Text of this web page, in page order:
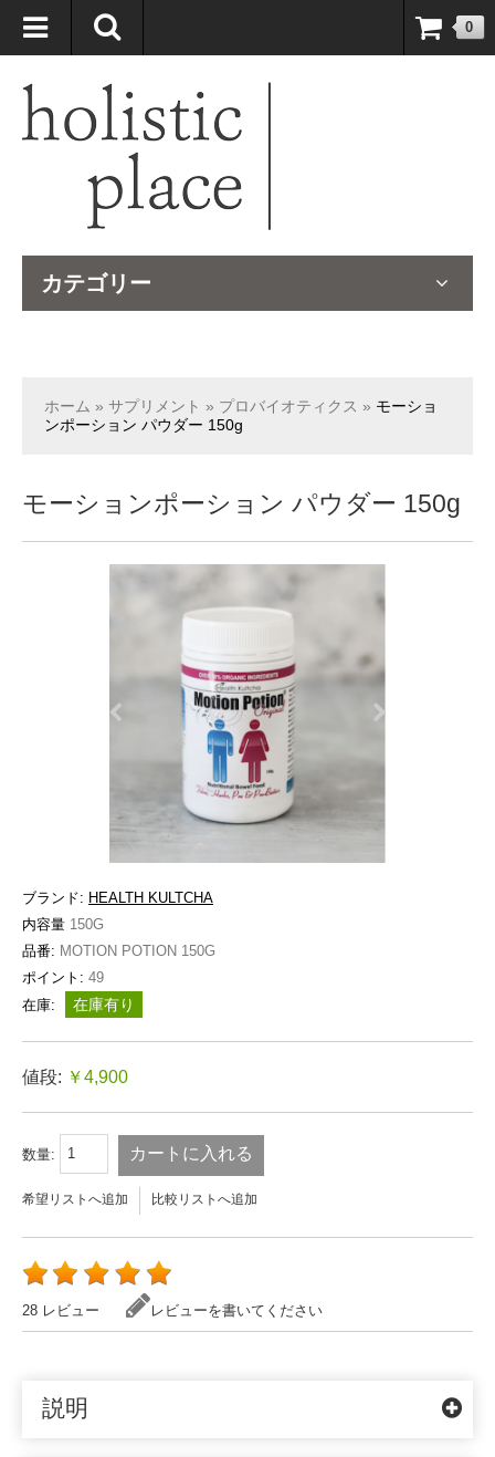
自然療法大国のオーストラリアより、臨床経験＆知識の豊富なナチュ
ロパスが厳選したサプリメントや ナチュラルグッズをお届けします！
0
カテゴリー
ホーム » サプリメント » プロバイオティクス » モーショ
ンポーション パウダー 150g
モーションポーション パウダー 150g
ブランド: HEALTH KULTCHA
内容量 150G
品番: MOTION POTION 150G
ポイント: 49
在庫:
在庫有り
値段: ￥4,900
数量: カートに入れる
希望リストへ追加 比較リストへ追加
28 レビュー レビューを書いてください
説明